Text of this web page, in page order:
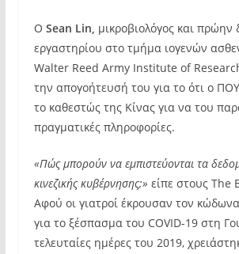
Ο Sean Lin, μικροβιολόγος και πρώην
εργαστηρίου στο τμήμα ιογενών
Walter Reed Army Institute of
την απογοήτευσή του για το ότι ο
το καθεστώς της Κίνας για να του
πραγματικές πληροφορίες.
«Πώς μπορούν να εμπιστεύονται τα
κινεζικής κυβέρνησης;» είπε στους The
Αφού οι γιατροί έκρουσαν τον
για το ξέσπασμα του COVID-19 στη
τελευταίες ημέρες του 2019,